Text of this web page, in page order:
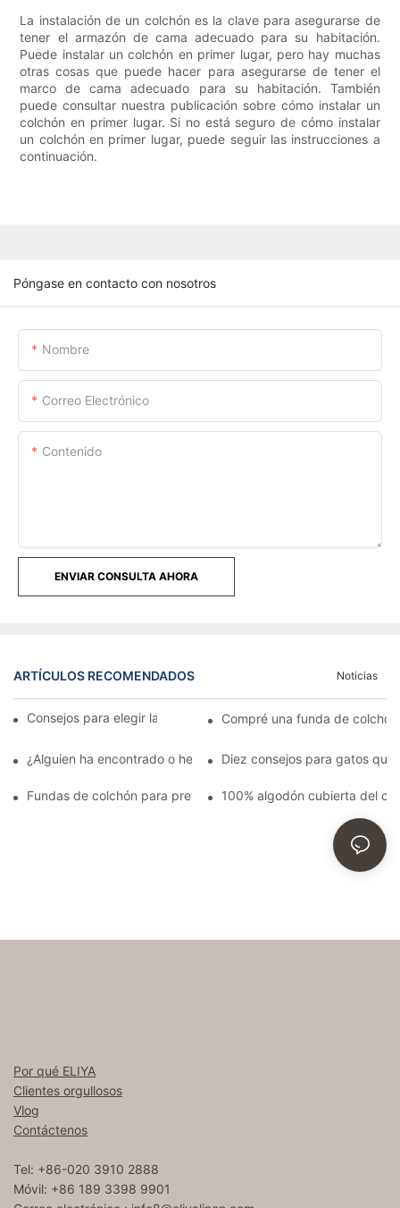
La instalación de un colchón es la clave para asegurarse de
tener el armazón de cama adecuado para su habitación.
Puede instalar un colchón en primer lugar, pero hay muchas
otras cosas que puede hacer para asegurarse de tener el
marco de cama adecuado para su habitación. También
puede consultar nuestra publicación sobre cómo instalar un
colchón en primer lugar. Si no está seguro de cómo instalar
un colchón en primer lugar, puede seguir las instrucciones a
continuación.
Póngase en contacto con nosotros
Nombre
Correo Electrónico
Contenido
ENVIAR CONSULTA AHORA
ARTÍCULOS RECOMENDADOS Noticias
Consejos para elegir la mejor funda de colchón
Compré una funda de
¿Alguien ha encontrado o hecho una funda para un colchón de
Diez consejos para gatos
Fundas de colchón para prevenir las chinches y sus
100% algodón cubierta del
Por qué ELIYA
Clientes orgullosos
Vlog
Contáctenos
Tel: +86-020 3910 2888
Móvil: +86 189 3398 9901